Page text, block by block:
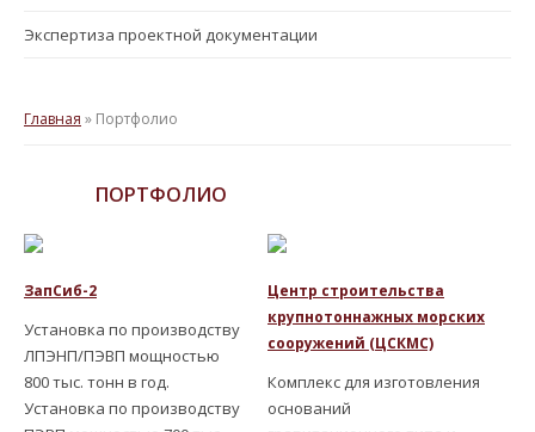
Экспертиза проектной документации
Главная » Портфолио
ПОРТФОЛИО
ЗапСиб-2
Установка по производству
ЛПЭНП/ПЭВП мощностью
800 тыс. тонн в год.
Установка по производству
Центр строительства
крупнотоннажных морских
сооружений (ЦСКМС)
Комплекс для изготовления
оснований